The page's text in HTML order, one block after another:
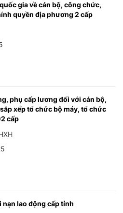
gia về cán bộ, công chức,
quyền địa phương 2 cấp
phụ cấp lương đối với cán bộ,
xếp tổ chức bộ máy, tổ chức
cấp
nạn lao động cấp tỉnh